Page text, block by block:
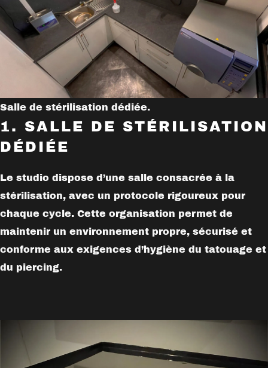
Salle de stérilisation dédiée.
1. SALLE DE STÉRILISATION
DÉDIÉE
Le studio dispose d’une salle consacrée à la
stérilisation, avec un protocole rigoureux pour
chaque cycle. Cette organisation permet de
maintenir un environnement propre, sécurisé et
conforme aux exigences d’hygiène du tatouage et
du piercing.